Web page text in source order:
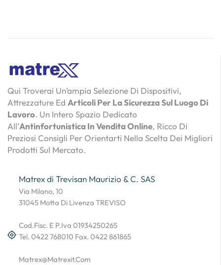
Qui Troverai Un’ampia Selezione Di Dispositivi,
Attrezzature Ed Articoli Per La Sicurezza Sul Luogo Di
Lavoro. Un Intero Spazio Dedicato
All’Antinfortunistica In Vendita Online, Ricco Di
Preziosi Consigli Per Orientarti Nella Scelta Dei Migliori
Prodotti Sul Mercato.
Matrex di Trevisan Maurizio & C. SAS
Via Milano, 10
31045 Motta Di Livenza TREVISO
Cod.Fisc. E P.Iva 01934250265
Tel. 0422 768010 Fax. 0422 861865
Matrex@matrexit.com